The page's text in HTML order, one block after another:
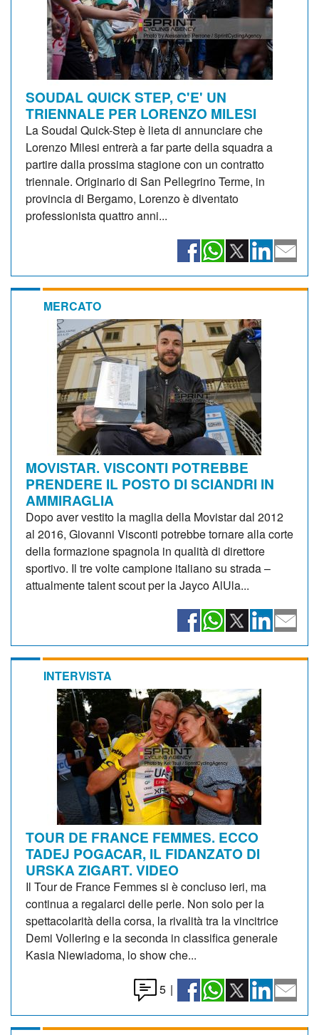
SOUDAL QUICK STEP, C'E' UN
TRIENNALE PER LORENZO MILESI
La Soudal Quick-Step è lieta di annunciare che
Lorenzo Milesi entrerà a far parte della squadra a
partire dalla prossima stagione con un contratto
triennale. Originario di San Pellegrino Terme, in
provincia di Bergamo, Lorenzo è diventato
professionista quattro anni...
MERCATO
MOVISTAR. VISCONTI POTREBBE
PRENDERE IL POSTO DI SCIANDRI IN
AMMIRAGLIA
Dopo aver vestito la maglia della Movistar dal 2012
al 2016, Giovanni Visconti potrebbe tornare alla corte
della formazione spagnola in qualità di direttore
sportivo. Il tre volte campione italiano su strada –
attualmente talent scout per la Jayco AlUla...
INTERVISTA
TOUR DE FRANCE FEMMES. ECCO
TADEJ POGACAR, IL FIDANZATO DI
URSKA ZIGART. VIDEO
Il Tour de France Femmes si è concluso ieri, ma
continua a regalarci delle perle. Non solo per la
spettacolarità della corsa, la rivalità tra la vincitrice
Demi Vollering e la seconda in classifica generale
Kasia Niewiadoma, lo show che...
5 |